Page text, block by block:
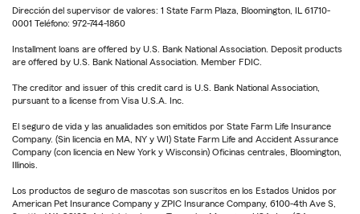
Dirección del supervisor de valores: 1 State Farm Plaza, Bloomington, IL 61710-
0001 Teléfono: 972-744-1860
Installment loans are offered by U.S. Bank National Association. Deposit products
are offered by U.S. Bank National Association. Member FDIC.
The creditor and issuer of this credit card is U.S. Bank National Association,
pursuant to a license from Visa U.S.A. Inc.
El seguro de vida y las anualidades son emitidos por State Farm Life Insurance
Company. (Sin licencia en MA, NY y WI) State Farm Life and Accident Assurance
Company (con licencia en New York y Wisconsin) Oficinas centrales, Bloomington,
Illinois.
Los productos de seguro de mascotas son suscritos en los Estados Unidos por
American Pet Insurance Company y ZPIC Insurance Company, 6100-4th Ave S,